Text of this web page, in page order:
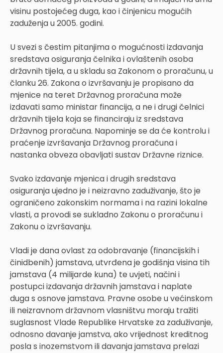
visinu postojećeg duga, kao i činjenicu mogućih
zaduženja u 2005. godini.
U svezi s čestim pitanjima o mogućnosti izdavanja
sredstava osiguranja čelnika i ovlaštenih osoba
državnih tijela, a u skladu sa Zakonom o proračunu, u
članku 26. Zakona o izvršavanju je propisano da
mjenice na teret Državnog proračuna može
izdavati samo ministar financija, a ne i drugi čelnici
državnih tijela koja se financiraju iz sredstava
Državnog proračuna. Napominje se da će kontrolu i
praćenje izvršavanja Državnog proračuna i
nastanka obveza obavljati sustav Državne riznice.
Svako izdavanje mjenica i drugih sredstava
osiguranja ujedno je i neizravno zaduživanje, što je
ograničeno zakonskim normama i na razini lokalne
vlasti, a provodi se sukladno Zakonu o proračunu i
Zakonu o izvršavanju.
Vladi je dana ovlast za odobravanje (financijskih i
činidbenih) jamstava, utvrđena je godišnja visina tih
jamstava (4 milijarde kuna) te uvjeti, načini i
postupci izdavanja državnih jamstava i naplate
duga s osnove jamstava. Pravne osobe u većinskom
ili neizravnom državnom vlasništvu moraju tražiti
suglasnost Vlade Republike Hrvatske za zaduživanje,
odnosno davanje jamstva, ako vrijednost kreditnog
posla s inozemstvom ili davanja jamstava prelazi